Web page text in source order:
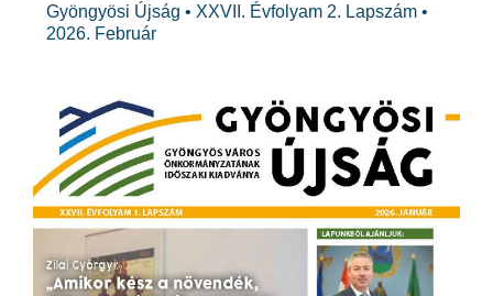
Gyöngyösi Újság • XXVII. Évfolyam 2. Lapszám •
2026. Február